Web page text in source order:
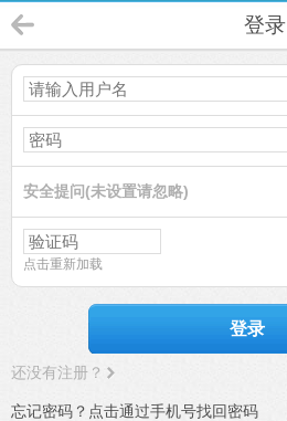
登录
安全提问(未设置请忽略)
点击重新加载
登录
还没有注册？
忘记密码？点击通过手机号找回密码